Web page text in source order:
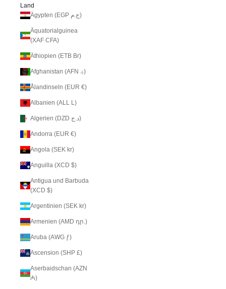
Land
Ägypten (EGP ج.م)
Äquatorialguinea
(XAF CFA)
Äthiopien (ETB Br)
Afghanistan (AFN ؋)
Ålandinseln (EUR €)
Albanien (ALL L)
Algerien (DZD د.ج)
Andorra (EUR €)
Angola (SEK kr)
Anguilla (XCD $)
Antigua und Barbuda
(XCD $)
Argentinien (SEK kr)
Armenien (AMD դր.)
Aruba (AWG ƒ)
Ascension (SHP £)
Aserbaidschan (AZN
₼)